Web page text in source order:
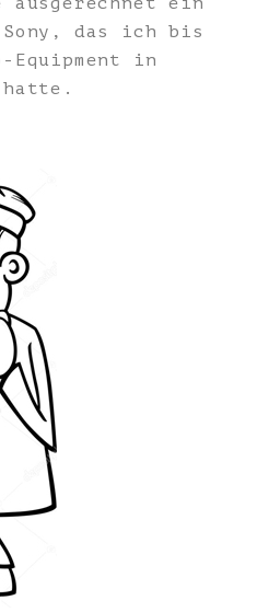
Sony, das ich bis
Equipment in
hatte.